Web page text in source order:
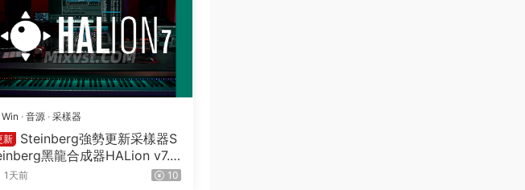
Win ·音源 ·采樣器
新
Steinberg強勢更新采樣器S
黑龍合成器HALion v7.
WIN
1天前 10